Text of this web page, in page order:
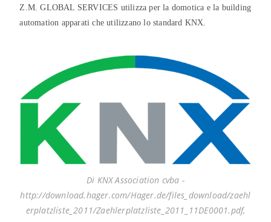
Z.M. GLOBAL SERVICES utilizza per la domotica e la building
automation apparati che utilizzano lo standard KNX.
Di KNX Association cvba -
http://download.hager.com/Hager.de/files_download/zaehl
erplatzliste_2011/Zaehlerplatzliste_2011_11DE0001.pdf,